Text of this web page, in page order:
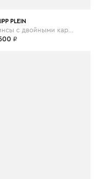
PLEIN
Джинсы с двойными карманами и прорезями
₽